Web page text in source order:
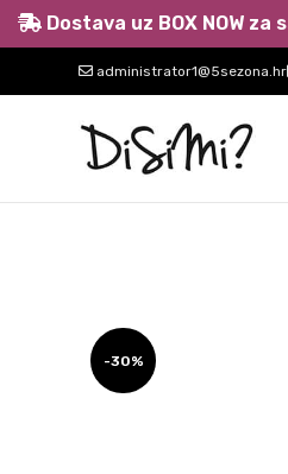
administrator1@5sezona.hr
-30%
Dostava uz BOX NOW za